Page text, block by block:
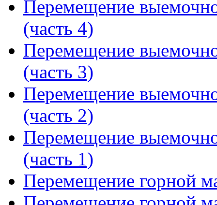
Перемещение
(часть 4)
Перемещение
(часть 3)
Перемещение
(часть 2)
Перемещение
(часть 1)
Перемещение горной